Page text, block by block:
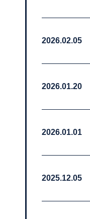
2026.02.05
2026.01.20
2026.01.01
2025.12.05